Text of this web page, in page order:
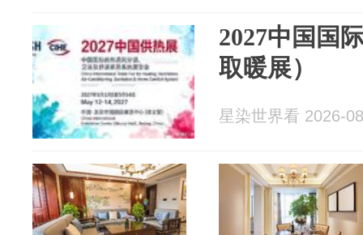
2027中国国
取暖展）
星染世界看 2026-